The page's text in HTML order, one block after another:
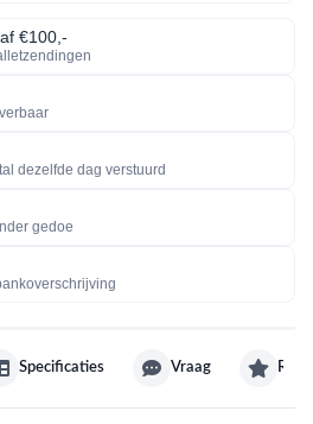
€100,-
dezelfde dag verstuurd
gedoe
Specificaties Vraag